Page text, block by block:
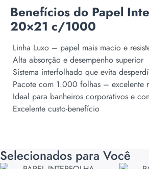
Benefícios do Papel
20×21 c/1000
Linha Luxo – papel mais macio e
Alta absorção e desempenho superior
Sistema interfolhado que evita
Pacote com 1.000 folhas – excelente
Ideal para banheiros corporativos e
Excelente custo-benefício
Selecionados para Você